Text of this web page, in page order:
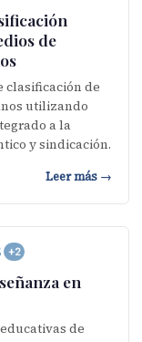
de
clasificación de
utilizando
a la
y sindicación.
Leer más →
+2
en
de